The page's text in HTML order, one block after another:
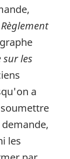
Règlement
les
a
les